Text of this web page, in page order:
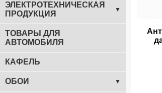
ЭЛЕКТРОТЕХНИЧЕСКАЯ
ПРОДУКЦИЯ
▼
ТОВАРЫ ДЛЯ
АВТОМОБИЛЯ
КАФЕЛЬ
ОБОИ ▼